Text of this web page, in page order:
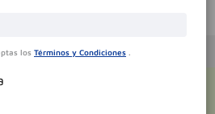
los Términos y Condiciones .